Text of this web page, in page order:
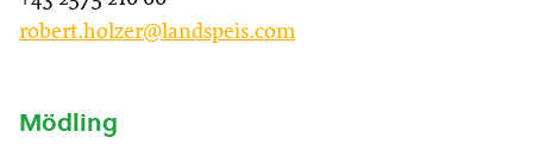
robert.holzer@landspeis.com
Mödling